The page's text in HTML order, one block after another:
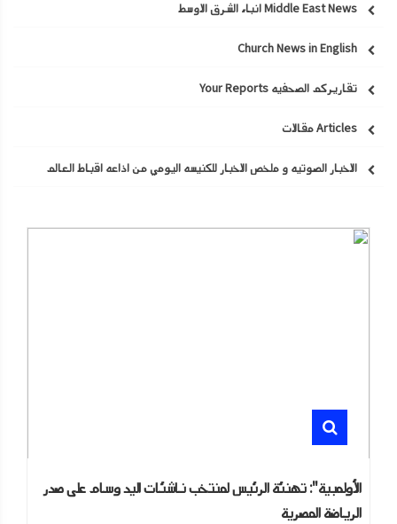
Middle East News انباء الشرق الاوسط
Church News in English
تقاريركم الصحفيه Your Reports
Articles مقالات
الاخبار الصوتيه و ملخص الاخبار للكنيسه اليومي من اذاعه اقباط العالم
الأولمبية": تهنئة الرئيس لمنتخب ناشئات اليد وسام على صدر
الرياضة المصرية